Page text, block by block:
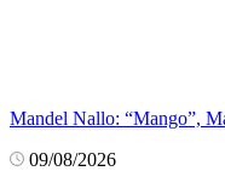
Mandel Nallo: “Mango”,
09/08/2026